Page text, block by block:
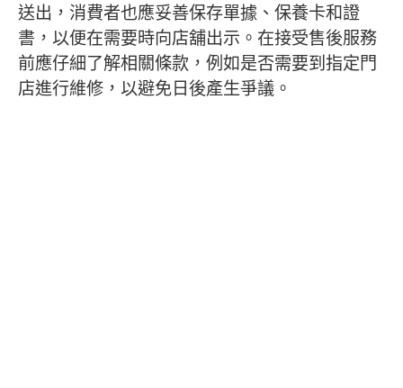
送出，消費者也應妥善保存單據、保養卡和證
書，以便在需要時向店舖出示。在接受售後服務
前應仔細了解相關條款，例如是否需要到指定門
店進行維修，以避免日後產生爭議。